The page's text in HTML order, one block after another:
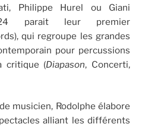
Philippe Hurel ou Giani
parait leur premier
qui regroupe les grandes
pour percussions
critique (Diapason, Concerti,
musicien, Rodolphe élabore
alliant les différents